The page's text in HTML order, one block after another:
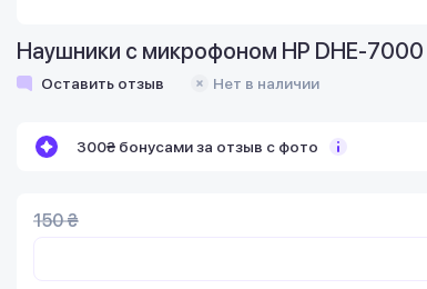
Наушники с микрофоном HP DHE-
Оставить отзыв Нет в наличии
300₴ бонусами за отзыв с фото
150 ₴